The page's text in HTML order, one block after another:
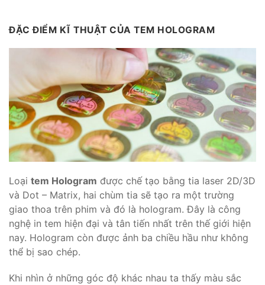
ĐẶC ĐIỂM KĨ THUẬT CỦA TEM HOLOGRAM
Loại tem Hologram được chế tạo bằng tia laser 2D/3D
và Dot – Matrix, hai chùm tia sẽ tạo ra một trường
giao thoa trên phim và đó là hologram. Đây là công
nghệ in tem hiện đại và tân tiến nhất trên thế giới hiện
nay. Hologram còn được ảnh ba chiều hầu như không
thể bị sao chép.
Khi nhìn ở những góc độ khác nhau ta thấy màu sắc